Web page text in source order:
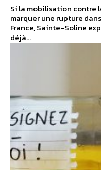
Si la mobilisation contre
marquer une rupture
France, Sainte-Soline
déjà...